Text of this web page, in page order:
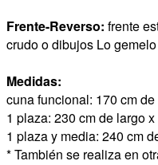
Frente-Reverso: frente
crudo o dibujos Lo
Medidas:
cuna funcional: 170 cm
1 plaza: 230 cm de largo
1 plaza y media: 240 cm
* También se realiza en